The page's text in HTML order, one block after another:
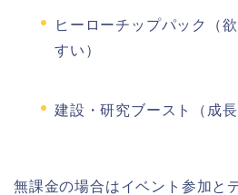
ヒーローチップパック（
すい）
建設・研究ブースト（成長
無課金の場合はイベント参加と